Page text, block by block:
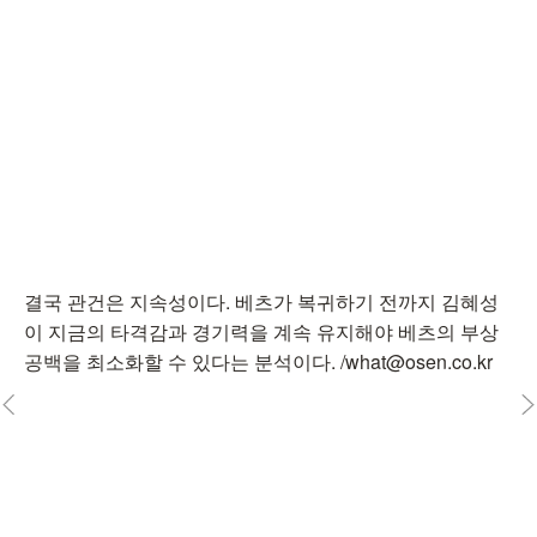
결국 관건은 지속성이다. 베츠가 복귀하기 전까지 김혜성
이 지금의 타격감과 경기력을 계속 유지해야 베츠의 부상
공백을 최소화할 수 있다는 분석이다. /what@osen.co.kr